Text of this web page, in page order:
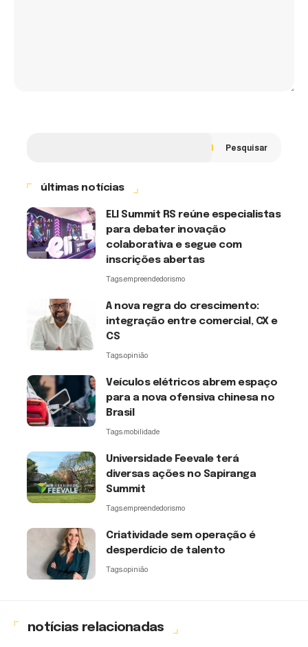
Pesquisar
últimas notícias
ELI Summit RS reúne especialistas
para debater inovação
colaborativa e segue com
inscrições abertas
Tags:empreendedorismo
A nova regra do crescimento:
integração entre comercial, CX e
CS
Tags:opinião
Veículos elétricos abrem espaço
para a nova ofensiva chinesa no
Brasil
Tags:mobilidade
Universidade Feevale terá
diversas ações no Sapiranga
Summit
Tags:empreendedorismo
Criatividade sem operação é
desperdício de talento
Tags:opinião
notícias relacionadas